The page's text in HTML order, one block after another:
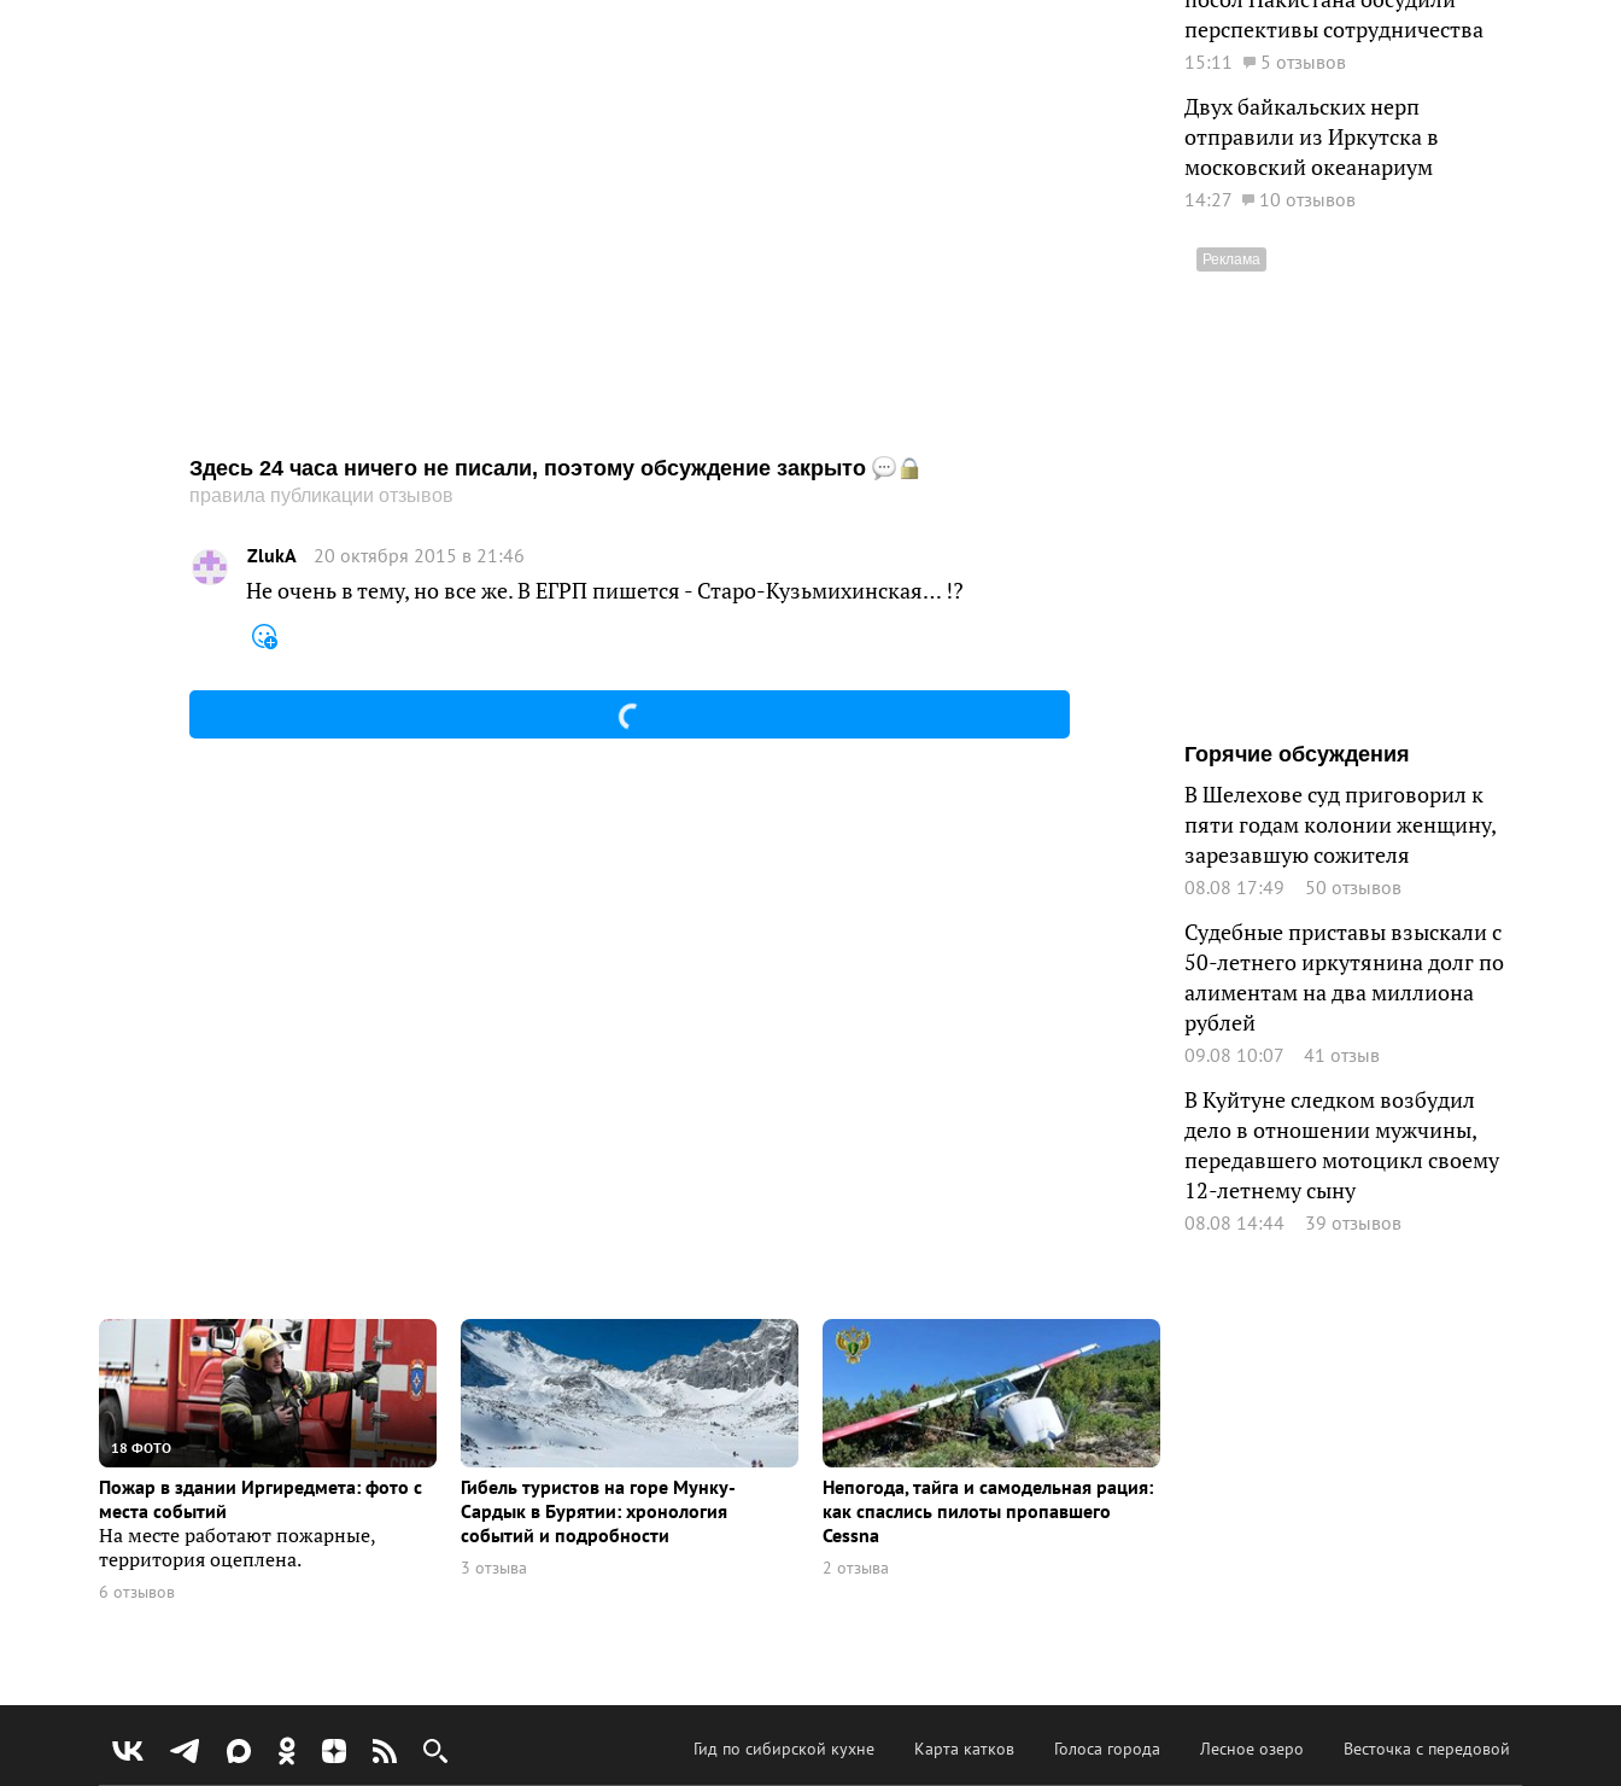
Здесь 24 часа ничего не писали, поэтому обсуждение закрыто
правила публикации отзывов
ZlukA 20 октября 2015 в 21:46
Не очень в тему, но все же. В ЕГРП пишется - Старо-Кузьмихинская… !?
перспективы сотрудничества
15:11 5 отзывов
Двух байкальских нерп
отправили из Иркутска в
московский океанариум
14:27 10 отзывов
Горячие обсуждения
В Шелехове суд приговорил к
пяти годам колонии женщину,
зарезавшую сожителя
08.08 17:49 50 отзывов
Судебные приставы взыскали с
50-летнего иркутянина долг по
алиментам на два миллиона
рублей
09.08 10:07 41 отзыв
В Куйтуне следком возбудил
дело в отношении мужчины,
передавшего мотоцикл своему
12-летнему сыну
08.08 14:44 39 отзывов
18 ФОТО
Пожар в здании Иргиредмета: фото с
места событий
На месте работают пожарные,
территория оцеплена.
6 отзывов
Гибель туристов на горе Мунку-
Сардык в Бурятии: хронология
событий и подробности
3 отзыва
Непогода, тайга и самодельная рация:
как спаслись пилоты пропавшего
Cessna
2 отзыва
Гид по сибирской кухне Карта катков Голоса города Лесное озеро Весточка с передовой